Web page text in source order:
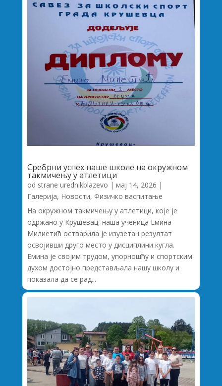
Сребрни успех наше школе на окружном
такмичењу у атлетици
od strane urednikblazevo | мај 14, 2026 |
Галерија, Новости, Физичко васпитање
На окружном такмичењу у атлетици, које је
одржано у Крушевац, наша ученица Емина
Милиетић остварила је изузетан резултат
освојивши друго место у дисциплини кугла.
Емина је својим трудом, упорношћу и спортским
духом достојно представљала нашу школу и
показала да се рад...